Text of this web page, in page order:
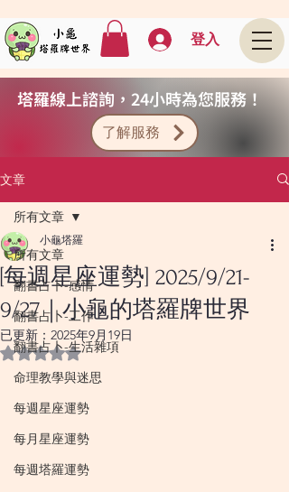
登入
塔羅線上諮詢，24小時為您服務！
了解服務
文章
所有文章
翻書占卜-感情
翻書占卜-工作
翻書占卜-生活雜項
命理教學與迷思
每週星座運勢
每月星座運勢
每週塔羅運勢
所有文章
[每週星座運勢] 2025/9/21-
9/27｜小龜的塔羅牌世界
小龜塔羅
已更新： 2025年9月19日
評等為 NaN（最高為 5 顆星）。